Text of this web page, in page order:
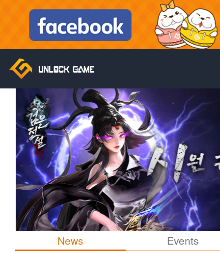
News
Events